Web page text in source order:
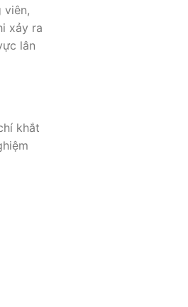
viên,
xảy ra
lân
khắt